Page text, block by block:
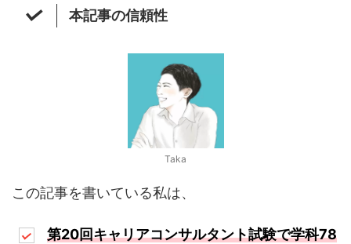
本記事の信頼性
Taka
この記事を書いている私は、
第20回キャリアコンサルタント試験で学科78